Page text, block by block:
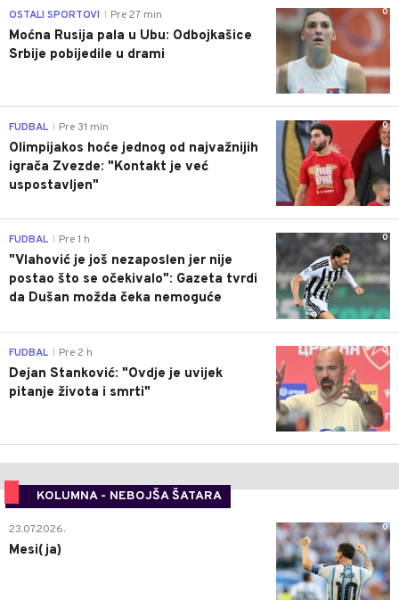
0
OSTALI SPORTOVI Pre 27 min
Moćna Rusija pala u Ubu: Odbojkašice
Srbije pobijedile u drami
0
FUDBAL Pre 31 min
Olimpijakos hoće jednog od najvažnijih
igrača Zvezde: "Kontakt je već
uspostavljen"
0
FUDBAL Pre 1 h
"Vlahović je još nezaposlen jer nije
postao što se očekivalo": Gazeta tvrdi
da Dušan možda čeka nemoguće
0
FUDBAL Pre 2 h
Dejan Stanković: "Ovdje je uvijek
pitanje života i smrti"
KOLUMNA - NEBOJŠA ŠATARA
0
23.07.2026.
Mesi(ja)